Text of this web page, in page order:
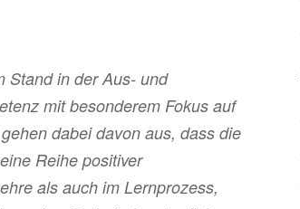
Stand in der Aus- und
mit besonderem Fokus auf
dabei davon aus, dass die
Reihe positiver
als auch im Lernprozess,